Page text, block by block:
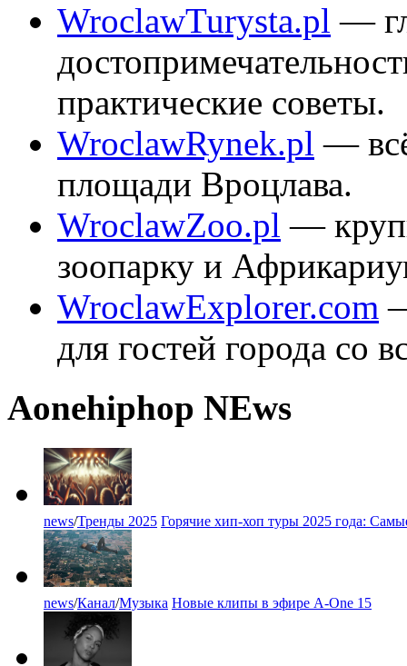
WroclawTurysta.pl —
практические советы.
WroclawRynek.pl —
площади Вроцлава.
WroclawZoo.pl —
зоопарку и
WroclawExplorer.com
для гостей города со
Aonehiphop NEws
news/Тренды 2025 Горячие хип-хоп туры 2025 года:
news/Канал/Музыка Новые клипы в эфире A-One 15